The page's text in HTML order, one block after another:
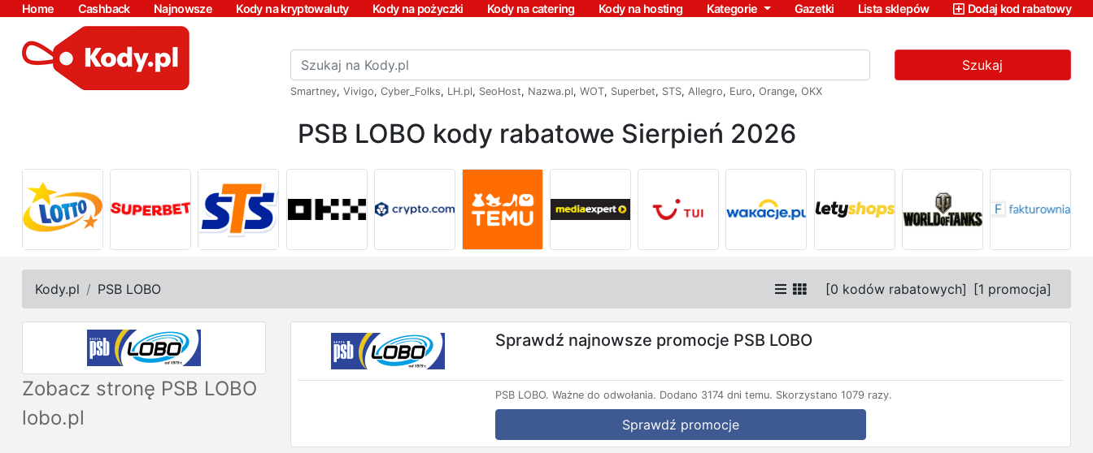
Home Cashback Najnowsze Kody na kryptowaluty Kody na pożyczki Kody na catering Kody na hosting Kategorie Gazetki Lista sklepów Dodaj kod rabatowy
Szukaj
Smartney, Vivigo, Cyber_Folks, LH.pl, SeoHost, Nazwa.pl, WOT, Superbet, STS, Allegro, Euro, Orange, OKX
PSB LOBO kody rabatowe Sierpień 2026
Kody.pl PSB LOBO [0 kodów rabatowych] [1 promocja]
Zobacz stronę PSB LOBO
lobo.pl
Sprawdź najnowsze promocje PSB LOBO
PSB LOBO. Ważne do odwołania. Dodano 3174 dni temu. Skorzystano 1079 razy.
Sprawdź promocje